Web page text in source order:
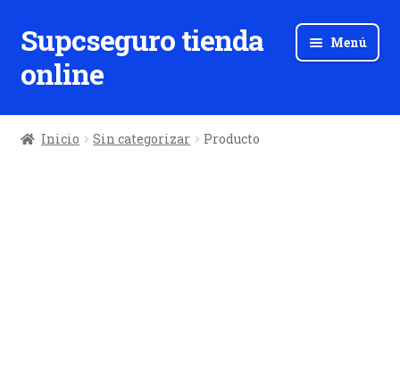
Ir
a
la
Ir
al
contenido
Supcseguro tienda
online
Menú
Inicio Sin categorizar Producto